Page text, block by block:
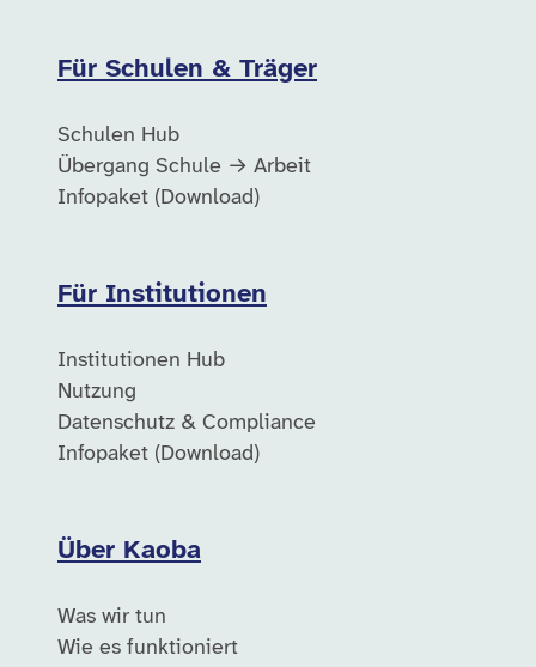
Für Schulen & Träger
Schulen Hub
Übergang Schule → Arbeit
Infopaket (Download)
Für Institutionen
Institutionen Hub
Nutzung
Datenschutz & Compliance
Infopaket (Download)
Über Kaoba
Was wir tun
Wie es funktioniert